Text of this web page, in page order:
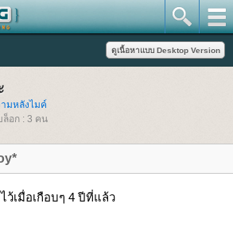
มหลังไมค์
อก : 3 คน
ว้เมื่อเกือบๆ 4 ปีที่แล้ว